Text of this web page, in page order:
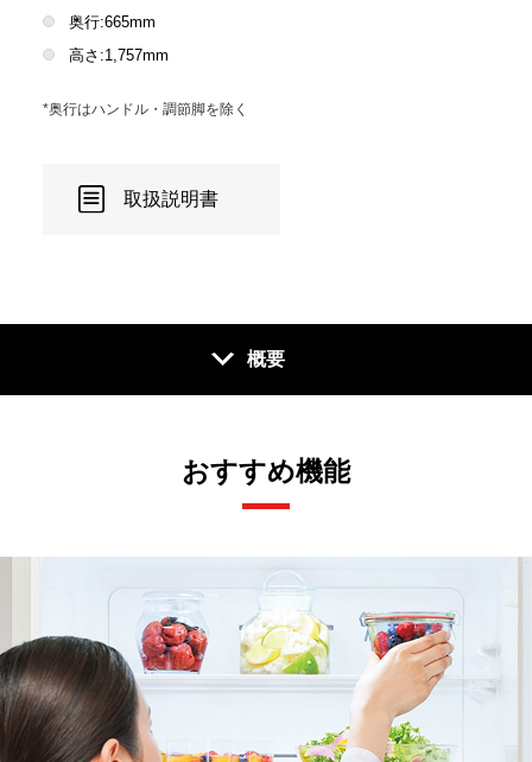
奥行:665mm
高さ:1,757mm
*奥行はハンドル・調節脚を除く
取扱説明書
概要
おすすめ機能